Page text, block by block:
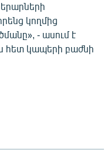
կողմից
- ասում է
հետ կապերի բաժնի